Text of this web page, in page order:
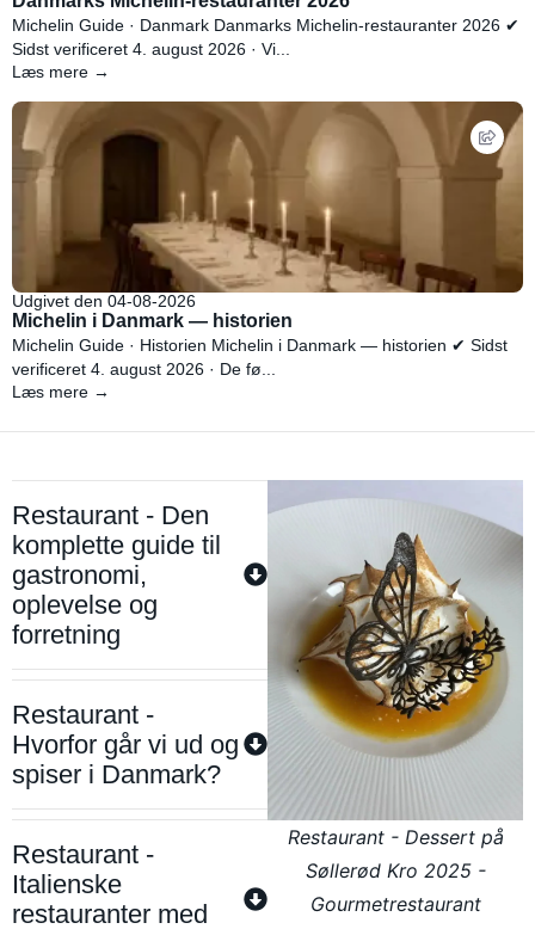
Michelin Guide · Danmark Danmarks Michelin-restauranter 2026 ✔
Sidst verificeret 4. august 2026 · Vi...
Læs mere →
Udgivet den 04-08-2026
Michelin i Danmark — historien
Michelin Guide · Historien Michelin i Danmark — historien ✔ Sidst
verificeret 4. august 2026 · De fø...
Læs mere →
Restaurant - Den
komplette guide til
gastronomi,
oplevelse og
forretning
Restaurant -
Hvorfor går vi ud og
spiser i Danmark?
Restaurant -
Italienske
restauranter med
Restaurant - Dessert på
Søllerød Kro 2025 -
Gourmetrestaurant